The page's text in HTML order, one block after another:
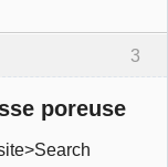
3
poreuse